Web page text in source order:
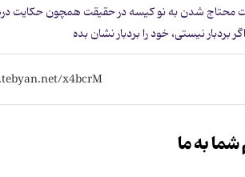
محتاج شدن به نو کیسه در حقیقت همچون حکایت
بردبار نیستی، خود را بردبار نشان بده
شما به ما